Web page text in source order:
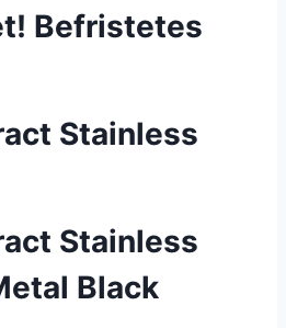
Befristetes
Stainless
Stainless
Black